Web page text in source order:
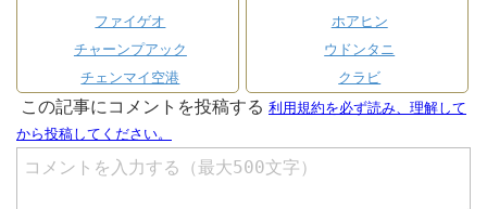
ファイゲオ
チャーンプアック
チェンマイ空港
ホアヒン
ウドンタニ
クラビ